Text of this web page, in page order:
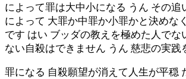
によって罪は大中小になる うん その追
によって 大罪か中罪か小罪かと決めな
です はい ブッダの教えを極めた人でな
ない自殺はできません うん 慈悲の実践
罪になる 自殺願望が消えて人生が平穏